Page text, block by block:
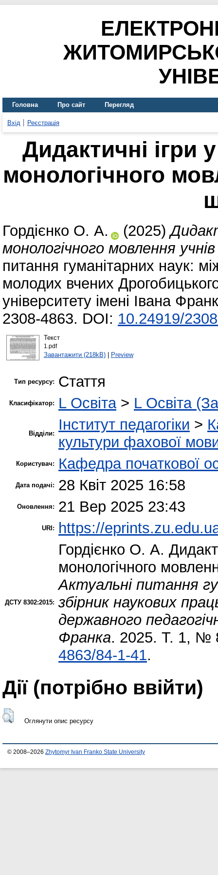
Головна Про сайт Перегляд
Вхід Реєстрація
Дидактичні ігри
монологічного
Гордієнко О. А. (2025)
монологічного мовлення
питання гуманітарних наук:
молодих вчених
університету імені Івана
2308-4863. DOI: 10.24919/
Текст
1.pdf
Завантажити (218kB)| Preview
Тип ресурсу: Стаття
Класифікатор: L Освіта> L Освіта
Відділи:
Інститут педагогіки >
культури фахової
Користувач: Кафедра початкової
Дата подачі: 28 Квіт 2025 16:58
Оновлення: 21 Вер 2025 23:43
URI: https://
ДСТУ 8302:2015:
Гордієнко О. А.
монологічного
Актуальні питання
збірник наукових
державного
Франка. 2025. Т. 1, №
4863/84-1-41.
Дії ​​(потрібно ввійти)
Оглянути опис ресурсу
© 2008–2026 Zhytomyr Ivan Franko State University